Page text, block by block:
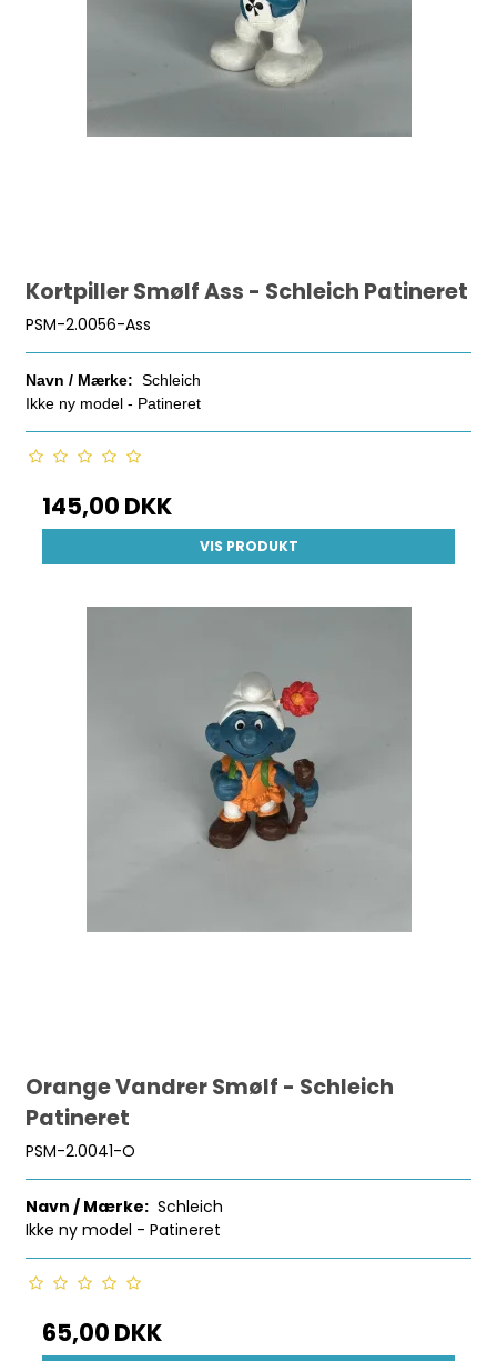
Kortpiller Smølf Ass - Schleich Patineret
PSM-2.0056-Ass
Navn / Mærke: Schleich
Ikke ny model - Patineret
145,00 DKK
VIS PRODUKT
Orange Vandrer Smølf - Schleich
Patineret
PSM-2.0041-O
Navn / Mærke: Schleich
Ikke ny model - Patineret
65,00 DKK